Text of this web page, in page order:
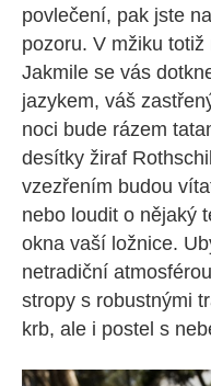
povlečení, pak jste
pozoru. V mžiku
Jakmile se vás
jazykem, váš
noci bude rázem
desítky žiraf
vzezřením budou
nebo loudit o nějaký
okna vaší ložnice.
netradiční
stropy s robustnými
krb, ale i postel s